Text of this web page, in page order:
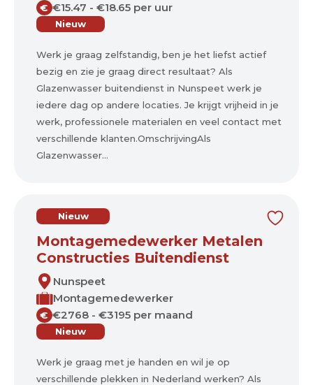
€ €15.47 - €18.65 per uur
Nieuw
Werk je graag zelfstandig, ben je het liefst actief
bezig en zie je graag direct resultaat? Als
Glazenwasser buitendienst in Nunspeet werk je
iedere dag op andere locaties. Je krijgt vrijheid in je
werk, professionele materialen en veel contact met
verschillende klanten.OmschrijvingAls
Glazenwasser...
Nieuw
Montagemedewerker Metalen
Constructies Buitendienst
Nunspeet
Montagemedewerker
€ €2768 - €3195 per maand
Nieuw
Werk je graag met je handen en wil je op
verschillende plekken in Nederland werken? Als